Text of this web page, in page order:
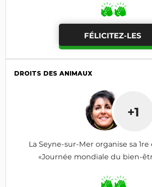
FÉLICITEZ-LES
DROITS DES ANIMAUX
+1
La Seyne-sur-Mer organise sa
«Journée mondiale du bien-